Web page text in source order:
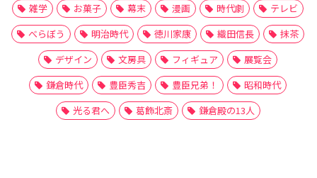
雑学
お菓子 幕末 漫画 時代劇
テレビ
べらぼう
明治時代 徳川家康 織田信長
抹茶
デザイン
文房具 フィギュア
展覧会
鎌倉時代
豊臣秀吉 豊臣兄弟！
昭和時代
光る君へ
葛飾北斎 鎌倉殿の13人